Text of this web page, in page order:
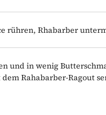
rühren, Rhabarber
und in wenig
Rahabarber-Ragout